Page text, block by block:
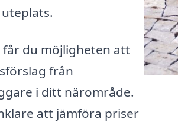
du möjligheten att
från
i ditt närområde.
att jämföra priser